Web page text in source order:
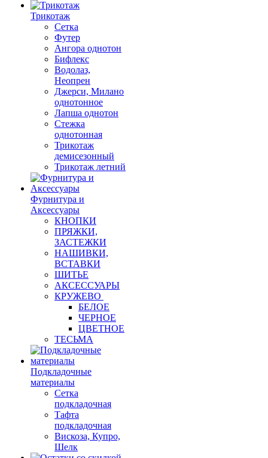
Трикотаж
Сетка
Футер
Ангора однотон
Бифлекс
Водолаз,
Неопрен
Джерси, Милано
однотонное
Лапша однотон
Стежка
однотонная
Трикотаж
демисезонный
Трикотаж летний
Фурнитура и
Аксессуары
КНОПКИ
ПРЯЖКИ,
ЗАСТЕЖКИ
НАШИВКИ,
ВСТАВКИ
ШИТЬЕ
АКСЕССУАРЫ
КРУЖЕВО
БЕЛОЕ
ЧЕРНОЕ
ЦВЕТНОЕ
ТЕСЬМА
Подкладочные
материалы
Сетка
подкладочная
Тафта
подкладочная
Вискоза, Купро,
Шелк